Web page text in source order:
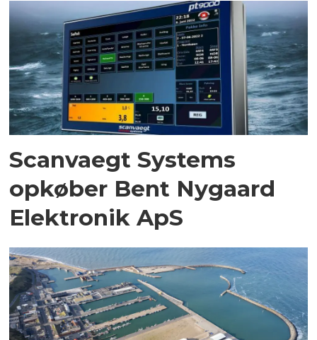
Scanvaegt Systems
opkøber Bent Nygaard
Elektronik ApS